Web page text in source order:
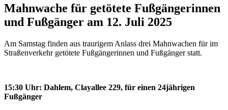
Mahnwache für getötete Fußgängerinnen
und Fußgänger am 12. Juli 2025
Am Samstag finden aus traurigem Anlass drei Mahnwachen für im
Straßenverkehr getötete Fußgängerinnen und Fußgänger statt.
15:30 Uhr: Dahlem, Clayallee 229, für einen 24jährigen
Fußgänger